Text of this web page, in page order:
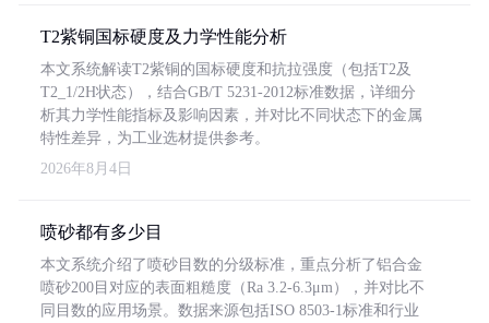
T2紫铜国标硬度及力学性能分析
本文系统解读T2紫铜的国标硬度和抗拉强度（包括T2及
T2_1/2H状态），结合GB/T 5231-2012标准数据，详细分
析其力学性能指标及影响因素，并对比不同状态下的金属
特性差异，为工业选材提供参考。
2026年8月4日
喷砂都有多少目
本文系统介绍了喷砂目数的分级标准，重点分析了铝合金
喷砂200目对应的表面粗糙度（Ra 3.2-6.3μm），并对比不
同目数的应用场景。数据来源包括ISO 8503-1标准和行业